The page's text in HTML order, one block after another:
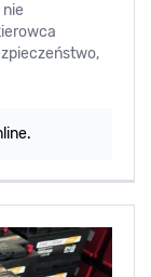
nie